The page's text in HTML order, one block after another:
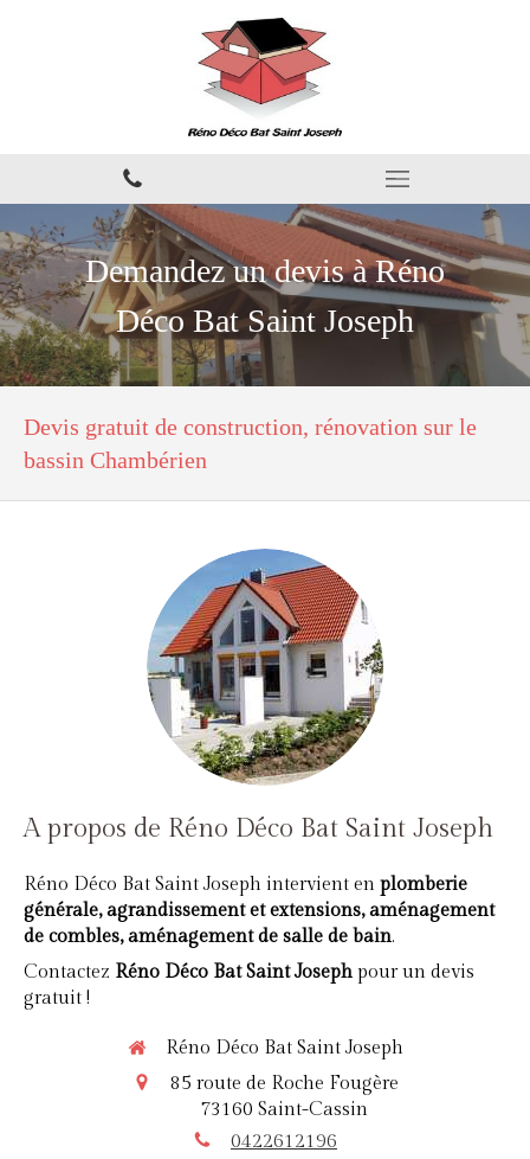
Demandez un devis à Réno
Déco Bat Saint Joseph
Devis gratuit de construction, rénovation sur le
bassin Chambérien
A propos de Réno Déco Bat Saint Joseph
Réno Déco Bat Saint Joseph intervient en plomberie
générale, agrandissement et extensions, aménagement
de combles, aménagement de salle de bain.
Contactez Réno Déco Bat Saint Joseph pour un devis
gratuit !
Réno Déco Bat Saint Joseph
85 route de Roche Fougère
73160 Saint-Cassin
0422612196